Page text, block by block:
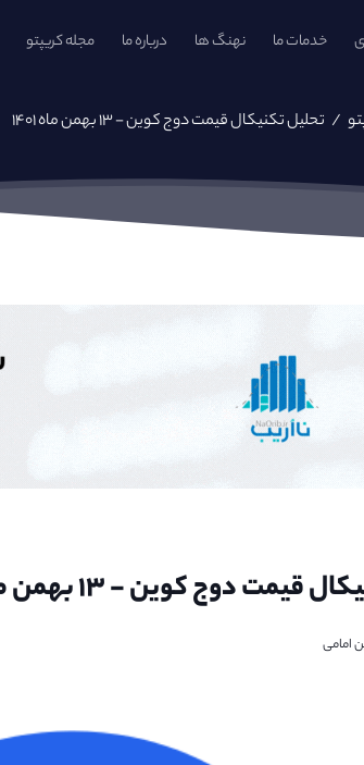
خدمات ما نهنگ ها درباره ما مجله کریپتو
/ تحلیل تکنیکال قیمت دوج کوین - ۱۳ بهمن ماه ۱۴۰۱
دوج کوین - ۱۳ بهمن ماه ۱۴۰۱
امامی